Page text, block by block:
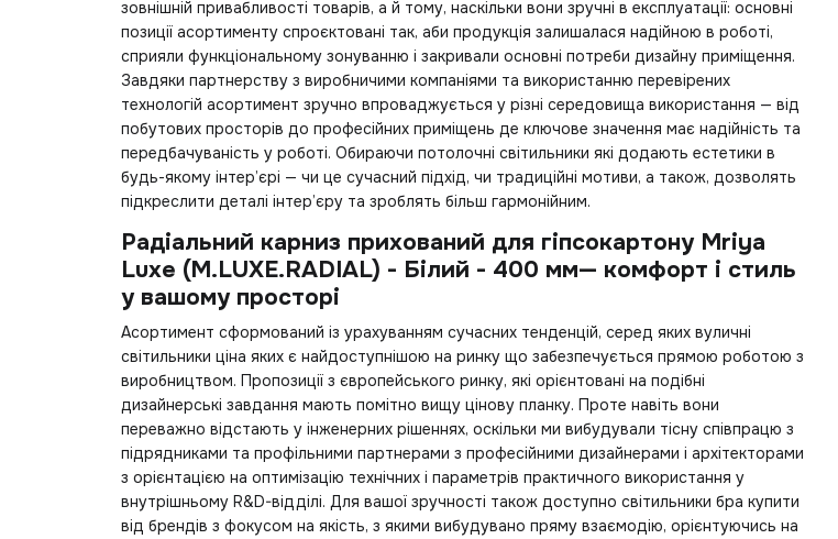
зовнішній привабливості товарів, а й тому, наскільки вони зручні в експлуатації: основні
позиції асортименту спроєктовані так, аби продукція залишалася надійною в роботі,
сприяли функціональному зонуванню і закривали основні потреби дизайну приміщення.
Завдяки партнерству з виробничими компаніями та використанню перевірених
технологій асортимент зручно впроваджується у різні середовища використання — від
побутових просторів до професійних приміщень де ключове значення має надійність та
передбачуваність у роботі. Обираючи потолочні світильники які додають естетики в
будь-якому інтер’єрі — чи це сучасний підхід, чи традиційні мотиви, а також, дозволять
підкреслити деталі інтер’єру та зроблять більш гармонійним.
Радіальний карниз прихований для гіпсокартону Mriya
Luxe (M.LUXE.RADIAL) - Білий - 400 мм— комфорт і стиль
у вашому просторі
Асортимент сформований із урахуванням сучасних тенденцій, серед яких вуличні
світильники ціна яких є найдоступнішою на ринку що забезпечується прямою роботою з
виробництвом. Пропозиції з європейського ринку, які орієнтовані на подібні
дизайнерські завдання мають помітно вищу цінову планку. Проте навіть вони
переважно відстають у інженерних рішеннях, оскільки ми вибудували тісну співпрацю з
підрядниками та профільними партнерами з професійними дизайнерами і архітекторами
з орієнтацією на оптимізацію технічних і параметрів практичного використання у
внутрішньому R&D-відділі. Для вашої зручності також доступно світильники бра купити
від брендів з фокусом на якість, з якими вибудувано пряму взаємодію, орієнтуючись на